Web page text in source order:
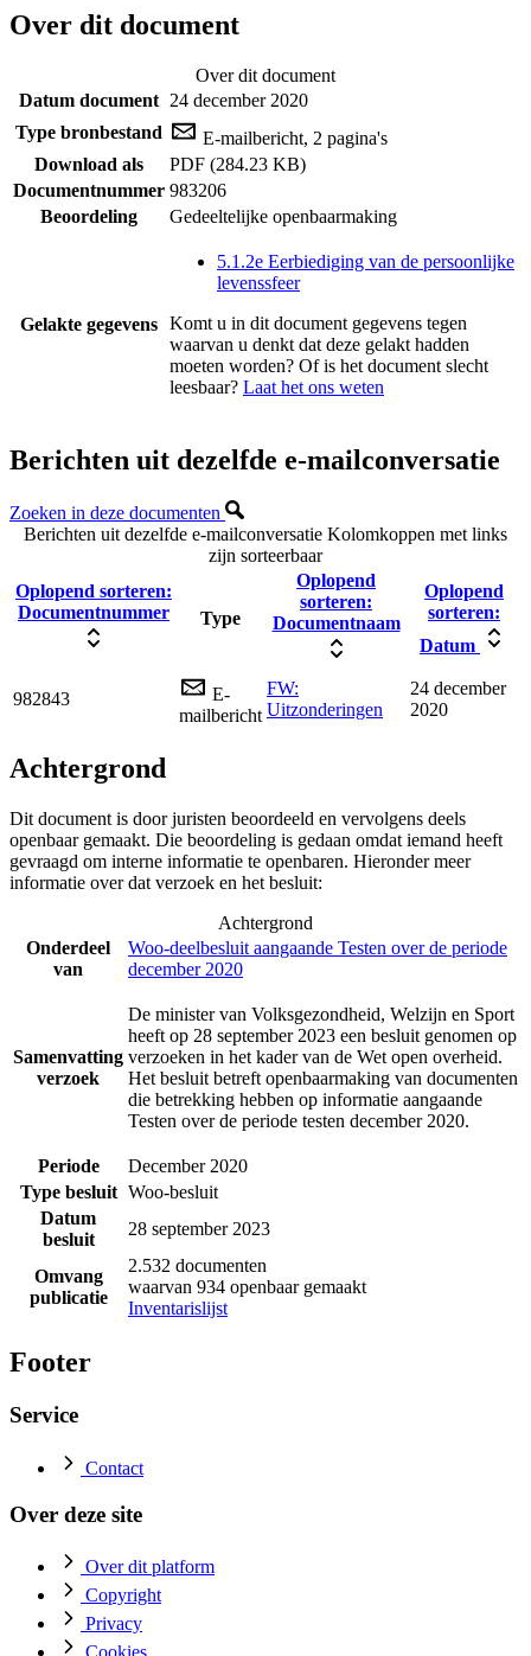
Over dit document
Over dit document
Datum document 24 december 2020
Type bronbestand
E-mailbericht, 2 pagina's
Download als
PDF (284.23 KB)
Documentnummer 983206
Beoordeling
Gedeeltelijke openbaarmaking
Gelakte gegevens
5.1.2e Eerbiediging van de persoonlijke
levenssfeer
Komt u in dit document gegevens tegen
waarvan u denkt dat deze gelakt hadden
moeten worden? Of is het document slecht
leesbaar? Laat het ons weten
Berichten uit dezelfde e-mailconversatie
Zoeken in deze documenten
Berichten uit dezelfde e-mailconversatie Kolomkoppen met links
zijn sorteerbaar
Oplopend sorteren:
Documentnummer
Type
Oplopend
sorteren:
Documentnaam
Oplopend
sorteren:
Datum
982843
E-
mailbericht
FW:
Uitzonderingen
24 december
2020
Achtergrond
Dit document is door juristen beoordeeld en vervolgens deels
openbaar gemaakt. Die beoordeling is gedaan omdat iemand heeft
gevraagd om interne informatie te openbaren. Hieronder meer
informatie over dat verzoek en het besluit:
Achtergrond
Onderdeel
van
Woo-deelbesluit aangaande Testen over de periode
december 2020
Samenvatting
verzoek
De minister van Volksgezondheid, Welzijn en Sport
heeft op 28 september 2023 een besluit genomen op
verzoeken in het kader van de Wet open overheid.
Het besluit betreft openbaarmaking van documenten
die betrekking hebben op informatie aangaande
Testen over de periode testen december 2020.
Periode
December 2020
Type besluit Woo-besluit
Datum
besluit
28 september 2023
Omvang
publicatie
2.532 documenten
waarvan 934 openbaar gemaakt
Inventarislijst
Footer
Service
Contact
Over deze site
Over dit platform
Copyright
Privacy